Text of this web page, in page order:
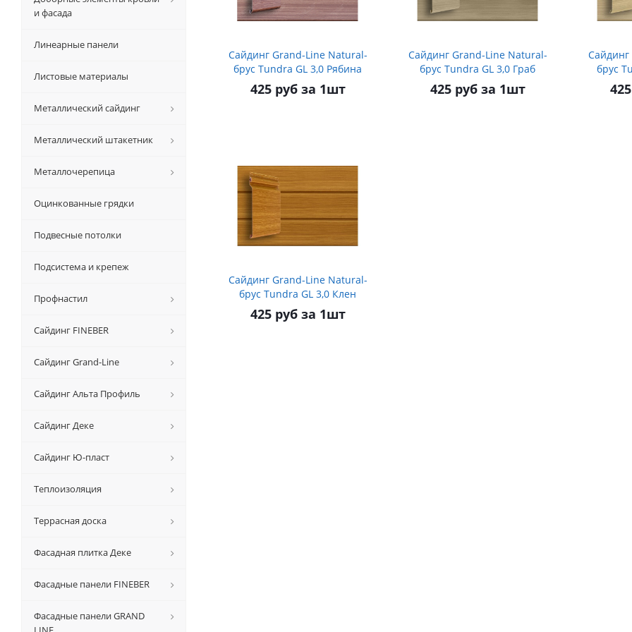
Сайдинг Grand-Line Natural-
брус Tundra GL 3,0 Рябина
425 руб за 1шт
Сайдинг Grand-Line Natural-
брус Tundra GL 3,0 Граб
425 руб за 1шт
брус
Сайдинг Grand-Line Natural-
брус Tundra GL 3,0 Клен
425 руб за 1шт
и фасада
Линеарные панели
Листовые материалы
Металлический сайдинг
Металлический штакетник
Металлочерепица
Оцинкованные грядки
Подвесные потолки
Подсистема и крепеж
Профнастил
Сайдинг FINEBER
Сайдинг Grand-Line
Сайдинг Альта Профиль
Сайдинг Деке
Сайдинг Ю-пласт
Теплоизоляция
Террасная доска
Фасадная плитка Деке
Фасадные панели FINEBER
Фасадные панели GRAND